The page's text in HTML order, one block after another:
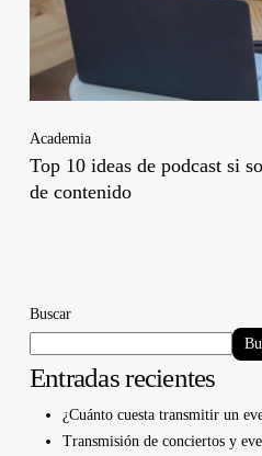
Academia
Top 10 ideas de podcast si
de contenido
Buscar
Entradas recientes
¿Cuánto cuesta transmitir un
Transmisión de conciertos y